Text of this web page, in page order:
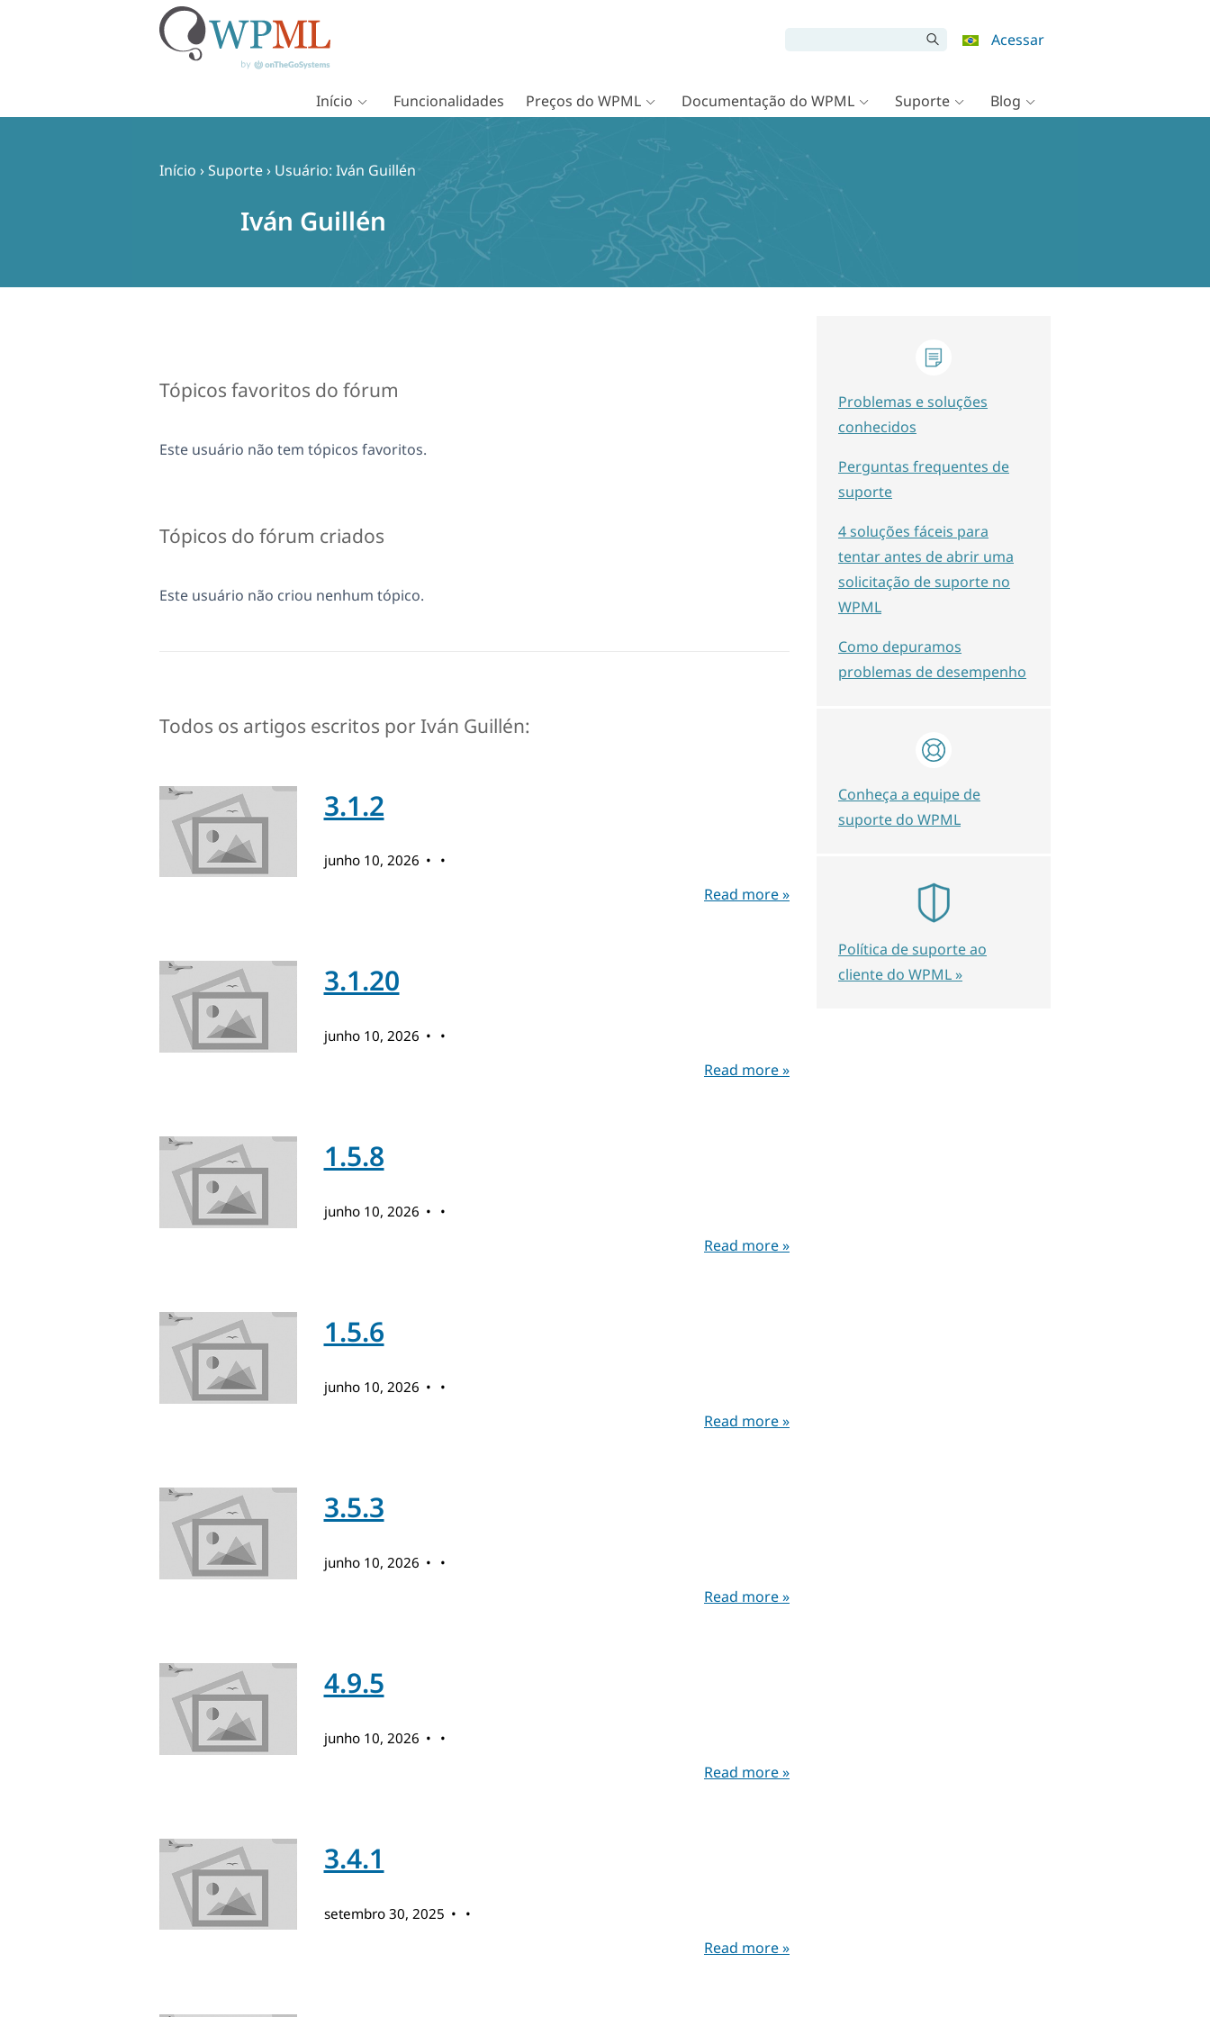
Acessar
Início Funcionalidades Preços do WPML Documentação do WPML Suporte Blog
Início ›Suporte› Usuário: Iván Guillén
Iván Guillén
Tópicos favoritos do fórum
Este usuário não tem tópicos favoritos.
Tópicos do fórum criados
Este usuário não criou nenhum tópico.
Todos os artigos escritos por Iván Guillén:
3.1.2
junho 10, 2026
Read more »
3.1.20
junho 10, 2026
Read more »
1.5.8
junho 10, 2026
Read more »
1.5.6
junho 10, 2026
Read more »
3.5.3
junho 10, 2026
Read more »
4.9.5
junho 10, 2026
Read more »
3.4.1
setembro 30, 2025
Read more »
Problemas e soluções
conhecidos
Perguntas frequentes de
suporte
4 soluções fáceis para
tentar antes de abrir uma
solicitação de suporte no
WPML
Como depuramos
problemas de desempenho
Conheça a equipe de
suporte do WPML
Política de suporte ao
cliente do WPML »